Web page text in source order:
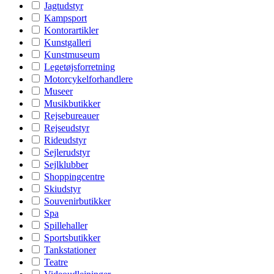
Jagtudstyr
Kampsport
Kontorartikler
Kunstgalleri
Kunstmuseum
Legetøjsforretning
Motorcykelforhandlere
Museer
Musikbutikker
Rejsebureauer
Rejseudstyr
Rideudstyr
Sejlerudstyr
Sejlklubber
Shoppingcentre
Skiudstyr
Souvenirbutikker
Spa
Spillehaller
Sportsbutikker
Tankstationer
Teatre